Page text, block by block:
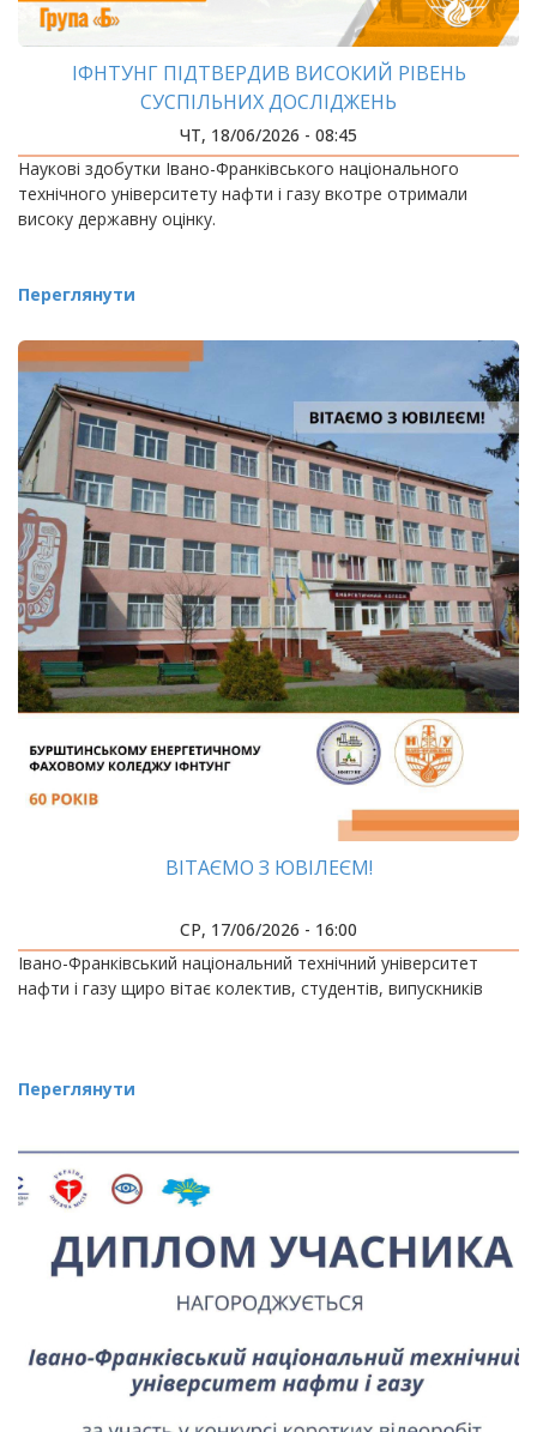
ІФНТУНГ ПІДТВЕРДИВ ВИСОКИЙ РІВЕНЬ
СУСПІЛЬНИХ ДОСЛІДЖЕНЬ
ЧТ, 18/06/2026 - 08:45
Наукові здобутки Івано-Франківського національного
технічного університету нафти і газу вкотре отримали
високу державну оцінку.
Переглянути
ВІТАЄМО З ЮВІЛЕЄМ!
СР, 17/06/2026 - 16:00
Івано-Франківський національний технічний університет
нафти і газу щиро вітає колектив, студентів, випускників
Переглянути